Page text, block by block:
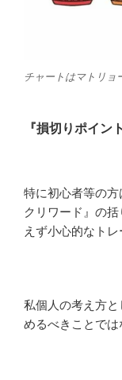
チャートはマトリョ
『損切りポイン
特に初心者等の
クリワード』の
えず小心的なトレ
私個人の考え方
めるべきことでは